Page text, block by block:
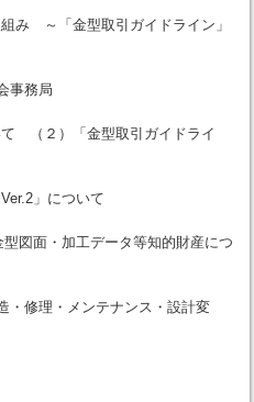
み ～「金型取引ガイドライン」
事務局
て （２）「金型取引ガイドライ
」について
面・加工データ等知的財産につ
修理・メンテナンス・設計変